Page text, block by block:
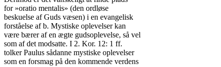
for »oratio mentalis» (den ordløse
beskuelse af Guds væsen) i en evangelisk
forståelse af b. Mystiske oplevelser kan
være bærer af en ægte gudsoplevelse, så vel
som af det modsatte. I 2. Kor. 12: 1 ff.
tolker Paulus sådanne mystiske oplevelser
som en forsmag på den kommende verdens